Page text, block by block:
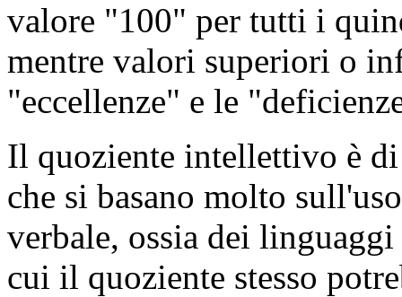
valore "100" per tutti i
mentre valori superiori o
"eccellenze" e le
Il quoziente intellettivo è
che si basano molto
verbale, ossia dei
cui il quoziente stesso